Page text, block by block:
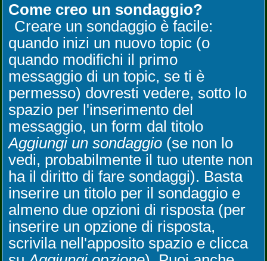
Come creo un sondaggio?
Creare un sondaggio è facile:
quando inizi un nuovo topic (o
quando modifichi il primo
messaggio di un topic, se ti è
permesso) dovresti vedere, sotto lo
spazio per l'inserimento del
messaggio, un form dal titolo
Aggiungi un sondaggio (se non lo
vedi, probabilmente il tuo utente non
ha il diritto di fare sondaggi). Basta
inserire un titolo per il sondaggio e
almeno due opzioni di risposta (per
inserire un opzione di risposta,
scrivila nell'apposito spazio e clicca